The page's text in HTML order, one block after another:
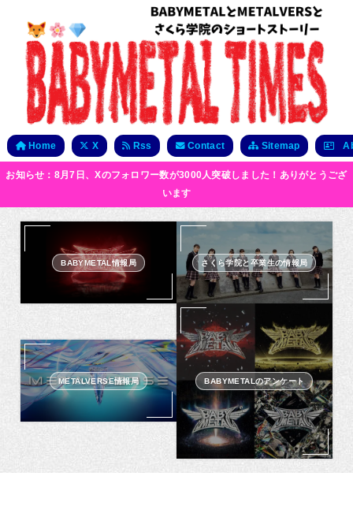
Home X Rss Contact Sitemap
お知らせ：8月7日、Xのフォロワー数が3000人突破しました！ありがとうござ
います
BABYMETAL情報局 さくら学院と卒業生の情報局
METALVERSE情報局 BABYMETALのアンケート